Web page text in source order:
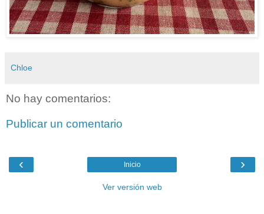
Chloe
No hay comentarios:
Publicar un comentario
‹ ›
Inicio
Ver versión web